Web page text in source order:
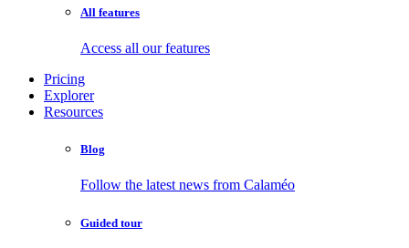
All features
Access all our features
Pricing
Explorer
Resources
Blog
Follow the latest news from Calaméo
Guided tour